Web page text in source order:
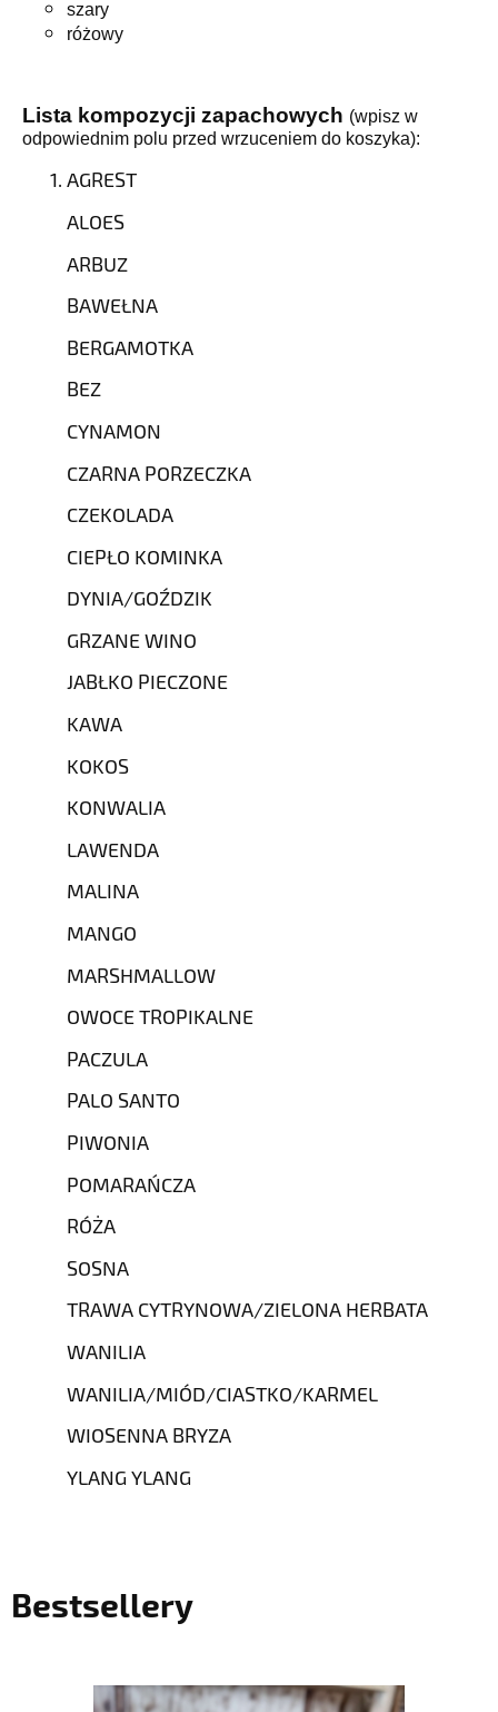
szary
różowy
Lista kompozycji zapachowych (wpisz w
odpowiednim polu przed wrzuceniem do koszyka):
AGREST
ALOES
ARBUZ
BAWEŁNA
BERGAMOTKA
BEZ
CYNAMON
CZARNA PORZECZKA
CZEKOLADA
CIEPŁO KOMINKA
DYNIA/GOŹDZIK
GRZANE WINO
JABŁKO PIECZONE
KAWA
KOKOS
KONWALIA
LAWENDA
MALINA
MANGO
MARSHMALLOW
OWOCE TROPIKALNE
PACZULA
PALO SANTO
PIWONIA
POMARAŃCZA
RÓŻA
SOSNA
TRAWA CYTRYNOWA/ZIELONA HERBATA
WANILIA
WANILIA/MIÓD/CIASTKO/KARMEL
WIOSENNA BRYZA
YLANG YLANG
Bestsellery